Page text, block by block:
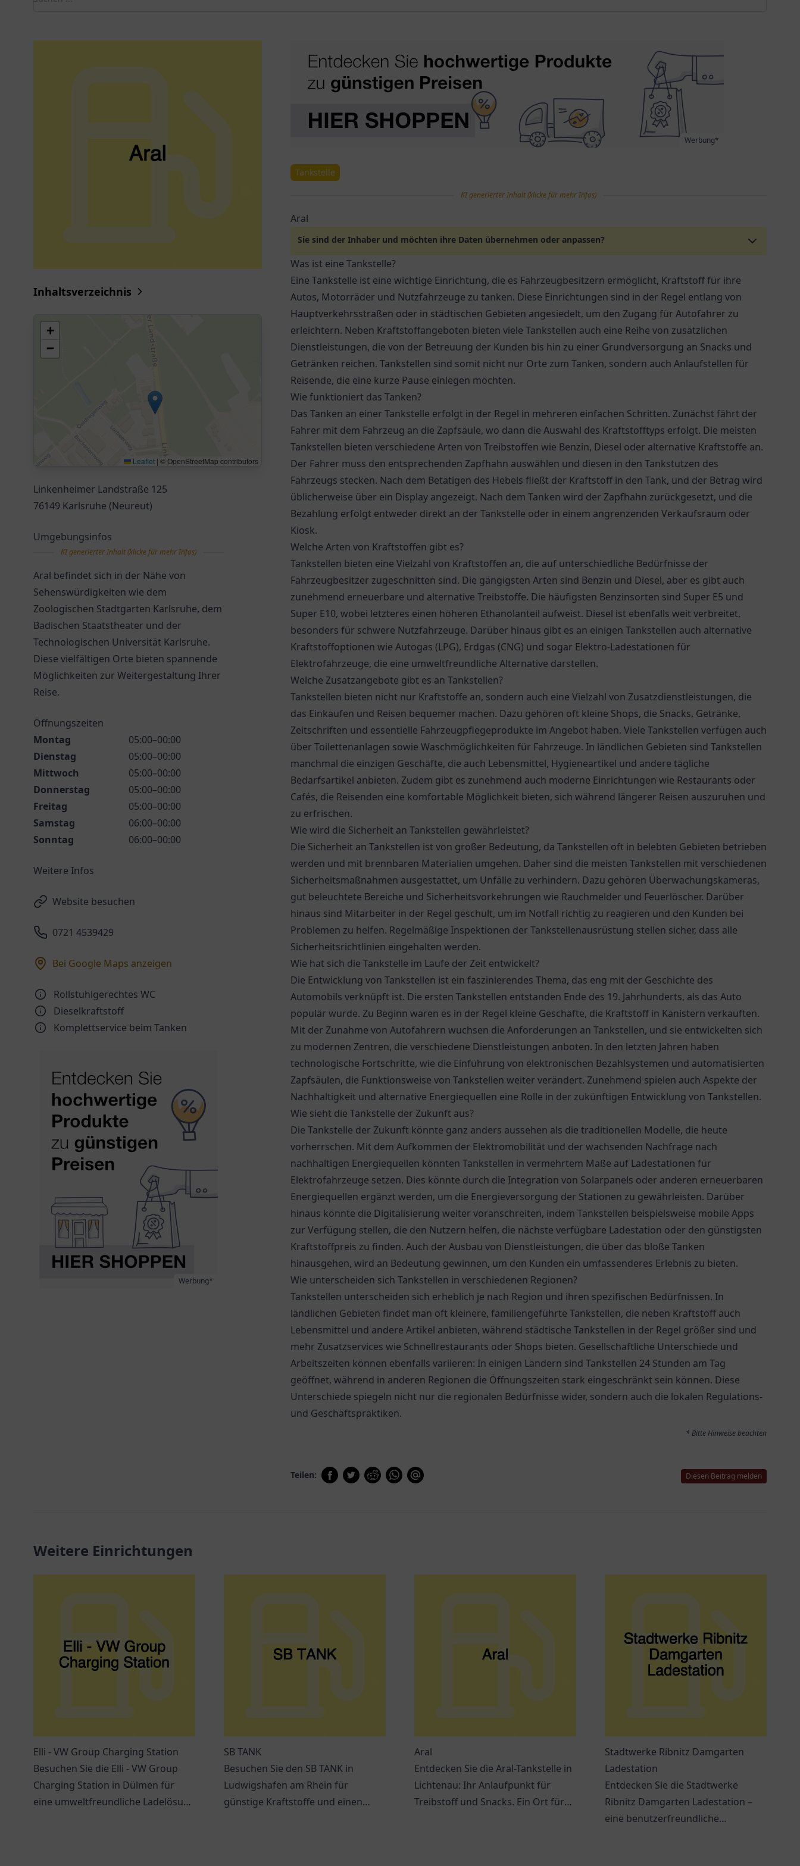
Inhaltsverzeichnis
+
−
Leaflet | © OpenStreetMap contributors
Linkenheimer Landstraße 125
76149 Karlsruhe (Neureut)
Umgebungsinfos
KI generierter Inhalt (klicke für mehr Infos)
Aral befindet sich in der Nähe von
Sehenswürdigkeiten wie dem
Zoologischen Stadtgarten Karlsruhe, dem
Badischen Staatstheater und der
Technologischen Universität Karlsruhe.
Diese vielfältigen Orte bieten spannende
Möglichkeiten zur Weitergestaltung Ihrer
Reise.
Öffnungszeiten
Montag
05:00–00:00
Dienstag
05:00–00:00
Mittwoch
05:00–00:00
Donnerstag
05:00–00:00
Freitag
05:00–00:00
Samstag
06:00–00:00
Sonntag
06:00–00:00
Weitere Infos
Website besuchen
0721 4539429
Bei Google Maps anzeigen
Rollstuhlgerechtes WC
Dieselkraftstoff
Komplettservice beim Tanken
Werbung*
Werbung*
Tankstelle
KI generierter Inhalt (klicke für mehr Infos)
Aral
Sie sind der Inhaber und möchten ihre Daten übernehmen oder anpassen?
Was ist eine Tankstelle?
Eine Tankstelle ist eine wichtige Einrichtung, die es Fahrzeugbesitzern ermöglicht, Kraftstoff für ihre
Autos, Motorräder und Nutzfahrzeuge zu tanken. Diese Einrichtungen sind in der Regel entlang von
Hauptverkehrsstraßen oder in städtischen Gebieten angesiedelt, um den Zugang für Autofahrer zu
erleichtern. Neben Kraftstoffangeboten bieten viele Tankstellen auch eine Reihe von zusätzlichen
Dienstleistungen, die von der Betreuung der Kunden bis hin zu einer Grundversorgung an Snacks und
Getränken reichen. Tankstellen sind somit nicht nur Orte zum Tanken, sondern auch Anlaufstellen für
Reisende, die eine kurze Pause einlegen möchten.
Wie funktioniert das Tanken?
Das Tanken an einer Tankstelle erfolgt in der Regel in mehreren einfachen Schritten. Zunächst fährt der
Fahrer mit dem Fahrzeug an die Zapfsäule, wo dann die Auswahl des Kraftstofftyps erfolgt. Die meisten
Tankstellen bieten verschiedene Arten von Treibstoffen wie Benzin, Diesel oder alternative Kraftstoffe an.
Der Fahrer muss den entsprechenden Zapfhahn auswählen und diesen in den Tankstutzen des
Fahrzeugs stecken. Nach dem Betätigen des Hebels fließt der Kraftstoff in den Tank, und der Betrag wird
üblicherweise über ein Display angezeigt. Nach dem Tanken wird der Zapfhahn zurückgesetzt, und die
Bezahlung erfolgt entweder direkt an der Tankstelle oder in einem angrenzenden Verkaufsraum oder
Kiosk.
Welche Arten von Kraftstoffen gibt es?
Tankstellen bieten eine Vielzahl von Kraftstoffen an, die auf unterschiedliche Bedürfnisse der
Fahrzeugbesitzer zugeschnitten sind. Die gängigsten Arten sind Benzin und Diesel, aber es gibt auch
zunehmend erneuerbare und alternative Treibstoffe. Die häufigsten Benzinsorten sind Super E5 und
Super E10, wobei letzteres einen höheren Ethanolanteil aufweist. Diesel ist ebenfalls weit verbreitet,
besonders für schwere Nutzfahrzeuge. Darüber hinaus gibt es an einigen Tankstellen auch alternative
Kraftstoffoptionen wie Autogas (LPG), Erdgas (CNG) und sogar Elektro-Ladestationen für
Elektrofahrzeuge, die eine umweltfreundliche Alternative darstellen.
Welche Zusatzangebote gibt es an Tankstellen?
Tankstellen bieten nicht nur Kraftstoffe an, sondern auch eine Vielzahl von Zusatzdienstleistungen, die
das Einkaufen und Reisen bequemer machen. Dazu gehören oft kleine Shops, die Snacks, Getränke,
Zeitschriften und essentielle Fahrzeugpflegeprodukte im Angebot haben. Viele Tankstellen verfügen auch
über Toilettenanlagen sowie Waschmöglichkeiten für Fahrzeuge. In ländlichen Gebieten sind Tankstellen
manchmal die einzigen Geschäfte, die auch Lebensmittel, Hygieneartikel und andere tägliche
Bedarfsartikel anbieten. Zudem gibt es zunehmend auch moderne Einrichtungen wie Restaurants oder
Cafés, die Reisenden eine komfortable Möglichkeit bieten, sich während längerer Reisen auszuruhen und
zu erfrischen.
Wie wird die Sicherheit an Tankstellen gewährleistet?
Die Sicherheit an Tankstellen ist von großer Bedeutung, da Tankstellen oft in belebten Gebieten betrieben
werden und mit brennbaren Materialien umgehen. Daher sind die meisten Tankstellen mit verschiedenen
Sicherheitsmaßnahmen ausgestattet, um Unfälle zu verhindern. Dazu gehören Überwachungskameras,
gut beleuchtete Bereiche und Sicherheitsvorkehrungen wie Rauchmelder und Feuerlöscher. Darüber
hinaus sind Mitarbeiter in der Regel geschult, um im Notfall richtig zu reagieren und den Kunden bei
Problemen zu helfen. Regelmäßige Inspektionen der Tankstellenausrüstung stellen sicher, dass alle
Sicherheitsrichtlinien eingehalten werden.
Wie hat sich die Tankstelle im Laufe der Zeit entwickelt?
Die Entwicklung von Tankstellen ist ein faszinierendes Thema, das eng mit der Geschichte des
Automobils verknüpft ist. Die ersten Tankstellen entstanden Ende des 19. Jahrhunderts, als das Auto
populär wurde. Zu Beginn waren es in der Regel kleine Geschäfte, die Kraftstoff in Kanistern verkauften.
Mit der Zunahme von Autofahrern wuchsen die Anforderungen an Tankstellen, und sie entwickelten sich
zu modernen Zentren, die verschiedene Dienstleistungen anboten. In den letzten Jahren haben
technologische Fortschritte, wie die Einführung von elektronischen Bezahlsystemen und automatisierten
Zapfsäulen, die Funktionsweise von Tankstellen weiter verändert. Zunehmend spielen auch Aspekte der
Nachhaltigkeit und alternative Energiequellen eine Rolle in der zukünftigen Entwicklung von Tankstellen.
Wie sieht die Tankstelle der Zukunft aus?
Die Tankstelle der Zukunft könnte ganz anders aussehen als die traditionellen Modelle, die heute
vorherrschen. Mit dem Aufkommen der Elektromobilität und der wachsenden Nachfrage nach
nachhaltigen Energiequellen könnten Tankstellen in vermehrtem Maße auf Ladestationen für
Elektrofahrzeuge setzen. Dies könnte durch die Integration von Solarpanels oder anderen erneuerbaren
Energiequellen ergänzt werden, um die Energieversorgung der Stationen zu gewährleisten. Darüber
hinaus könnte die Digitalisierung weiter voranschreiten, indem Tankstellen beispielsweise mobile Apps
zur Verfügung stellen, die den Nutzern helfen, die nächste verfügbare Ladestation oder den günstigsten
Kraftstoffpreis zu finden. Auch der Ausbau von Dienstleistungen, die über das bloße Tanken
hinausgehen, wird an Bedeutung gewinnen, um den Kunden ein umfassenderes Erlebnis zu bieten.
Wie unterscheiden sich Tankstellen in verschiedenen Regionen?
Tankstellen unterscheiden sich erheblich je nach Region und ihren spezifischen Bedürfnissen. In
ländlichen Gebieten findet man oft kleinere, familiengeführte Tankstellen, die neben Kraftstoff auch
Lebensmittel und andere Artikel anbieten, während städtische Tankstellen in der Regel größer sind und
mehr Zusatzservices wie Schnellrestaurants oder Shops bieten. Gesellschaftliche Unterschiede und
Arbeitszeiten können ebenfalls variieren: In einigen Ländern sind Tankstellen 24 Stunden am Tag
geöffnet, während in anderen Regionen die Öffnungszeiten stark eingeschränkt sein können. Diese
Unterschiede spiegeln nicht nur die regionalen Bedürfnisse wider, sondern auch die lokalen Regulations-
und Geschäftspraktiken.
* Bitte Hinweise beachten
Teilen: Diesen Beitrag melden
Weitere Einrichtungen
Elli - VW Group Charging Station
Besuchen Sie die Elli - VW Group
Charging Station in Dülmen für
eine umweltfreundliche Ladelösung
SB TANK
Besuchen Sie den SB TANK in
Ludwigshafen am Rhein für
günstige Kraftstoffe und einen
Aral
Entdecken Sie die Aral-Tankstelle in
Lichtenau: Ihr Anlaufpunkt für
Treibstoff und Snacks. Ein Ort für
Stadtwerke Ribnitz Damgarten
Ladestation
Entdecken Sie die Stadtwerke
Ribnitz Damgarten Ladestation –
eine benutzerfreundliche